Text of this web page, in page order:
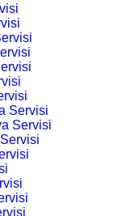
Servisi
Servisi